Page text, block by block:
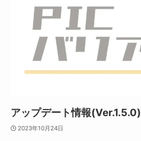
アップデート情報(Ver.1.5.0)
2023年10月24日